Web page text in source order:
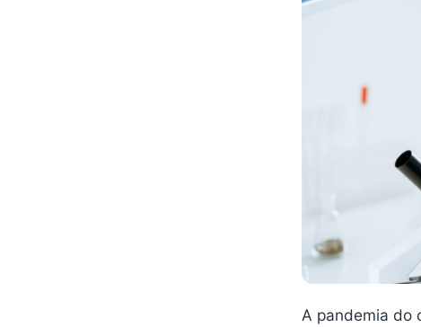
A pandemia do